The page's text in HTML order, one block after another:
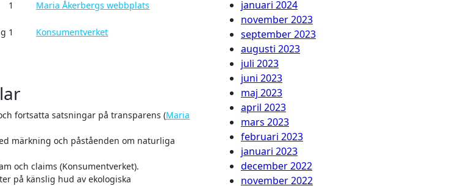
1
Maria Åkerbergs webbplats
1 Konsumentverket
fortsatta satsningar på transparens (Maria
märkning och påståenden om naturliga
och claims (Konsumentverket).
på känslig hud av ekologiska
januari 2024
november 2023
september 2023
augusti 2023
juli 2023
juni 2023
maj 2023
april 2023
mars 2023
februari 2023
januari 2023
december 2022
november 2022